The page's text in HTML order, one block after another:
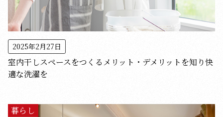
2025年2月27日
室内干しスペースをつくるメリット・デメリットを知り快
適な洗濯を
暮らし